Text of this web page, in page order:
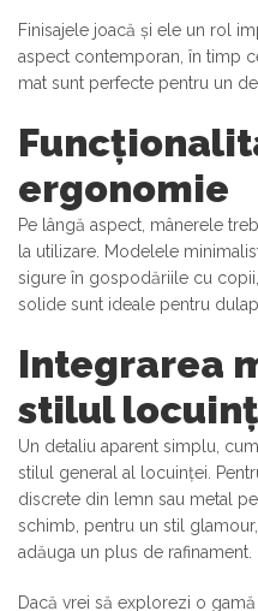
Finisajele joacă și ele un rol
aspect contemporan, în timp
mat sunt perfecte pentru un
ergonomie
Pe lângă aspect, mânerele
la utilizare. Modelele
sigure în gospodăriile cu
solide sunt ideale pentru
Integrarea
stilul
Un detaliu aparent simplu,
stilul general al locuinței.
discrete din lemn sau metal
schimb, pentru un stil
adăuga un plus de rafinament.
Dacă vrei să explorezi o